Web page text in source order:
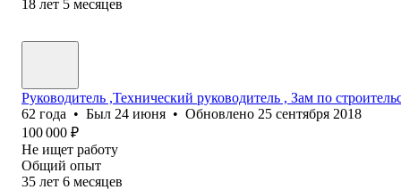
18 лет 5 месяцев
Руководитель ,Технический руководитель , Зам по
62 года • Был 24 июня • Обновлено 25 сентября 2018
100 000 ₽
Не ищет работу
Общий опыт
35 лет 6 месяцев